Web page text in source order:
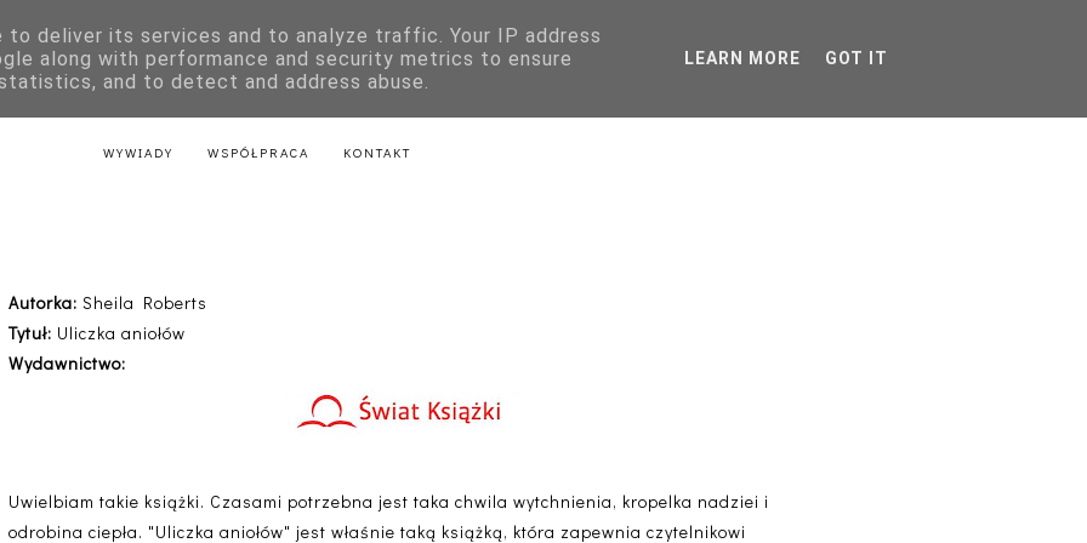
KSIĄŻKI DLA DZIECI LITERATURA POLSKA LITERATURA ZAGRANICZNA
LITERATURA Z PRZEPISAMI
WYWIADY WSPÓŁPRACA KONTAKT
Uliczka aniołów - Sheila Roberts
Autorka: Sheila Roberts
Tytuł: Uliczka aniołów
Wydawnictwo:
Uwielbiam takie książki. Czasami potrzebna jest taka chwila wytchnienia, kropelka nadziei i
odrobina ciepła. "Uliczka aniołów" jest właśnie taką książką, która zapewnia czytelnikowi
to deliver its services and to analyze traffic. Your IP address
along with performance and security metrics to ensure
and to detect and address abuse.
LEARN MORE GOT IT